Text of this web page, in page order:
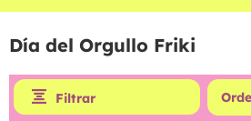
Día del Orgullo Friki
Filtrar